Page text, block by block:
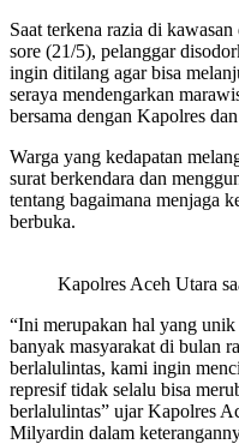
Saat terkena razia di
sore (21/5), pelanggar
ingin ditilang agar bisa
seraya mendengarkan
bersama dengan Kapolres
Warga yang kedapatan
surat berkendara dan
tentang bagaimana menjaga
berbuka.
Kapolres Aceh Utara
“Ini merupakan hal yang
banyak masyarakat di bulan
berlalulintas, kami ingin
represif tidak selalu bisa
berlalulintas” ujar Kapolres
Milyardin dalam